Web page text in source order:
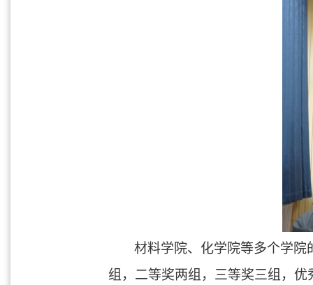
材料学院、化学院等多个学院
组，二等奖两组，三等奖三组，